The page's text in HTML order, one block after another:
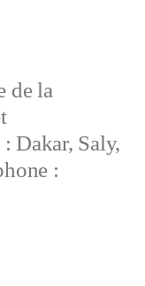
de la
Dakar, Saly,
: